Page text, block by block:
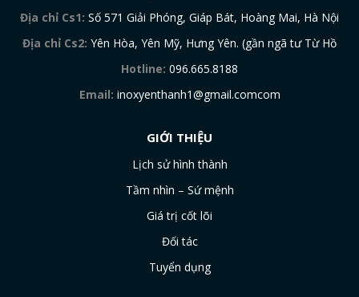
Địa chỉ Cs1: Số 571 Giải Phóng, Giáp Bát, Hoàng Mai, Hà Nội
Địa chỉ Cs2: Yên Hòa, Yên Mỹ, Hưng Yên. (gần ngã tư Từ Hồ
Hotline: 096.665.8188
Email: inoxyenthanh1@gmail.comcom
GIỚI THIỆU
Lịch sử hình thành
Tầm nhìn – Sứ mệnh
Giá trị cốt lõi
Đối tác
Tuyển dụng